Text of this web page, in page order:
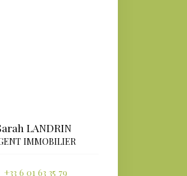
LANDRIN
IMMOBILIER
+33 6 01 63 35 79